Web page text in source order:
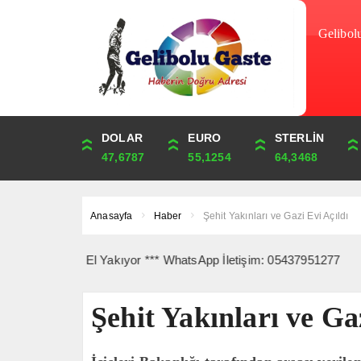
DOLAR
47,6787
EURO
55,1254
STERLİN
64,3468
ONS
4,341,81
ALTIN
6,660,55
ÇEYREK
10,889,99
Anasayfa Haber Şehit Yakınları ve Gazi Evi Açıldı
El Yakıyor *** WhatsApp İletişim: 05437951277
Şehit Yakınları ve